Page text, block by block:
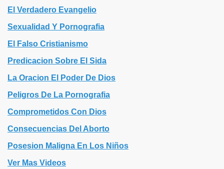
El Verdadero Evangelio
Sexualidad Y Pornografia
El Falso Cristianismo
Predicacion Sobre El Sida
La Oracion El Poder De Dios
Peligros De La Pornografia
Comprometidos Con Dios
Consecuencias Del Aborto
Posesion Maligna En Los Niños
Ver Mas Videos